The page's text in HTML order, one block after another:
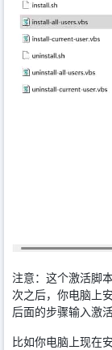
注意：这个激活脚
次之后，你电脑上
后面的步骤输入激
比如你电脑上现在